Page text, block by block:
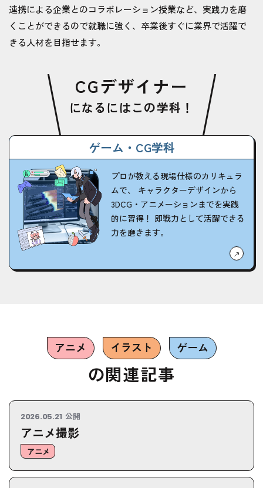
連携による企業とのコラボレーション授業など、実践力を磨
くことができるので就職に強く、卒業後すぐに業界で活躍で
きる人材を目指せます。
CGデザイナー
になるにはこの学科！
ゲーム・CG学科
プロが教える現場仕様のカリキュラ
ムで、 キャラクターデザインから
3DCG・アニメーションまでを実践
的に習得！ 即戦力として活躍できる
力を磨きます。
アニメ イラスト ゲーム
の関連記事
2026.05.21 公開
アニメ撮影
アニメ